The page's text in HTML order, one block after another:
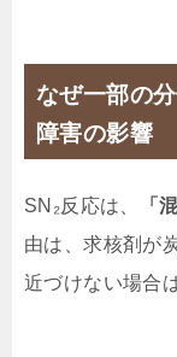
なぜ一部の
障害の影響
SN₂反応は、 「
由は、求核剤が
近づけない場合